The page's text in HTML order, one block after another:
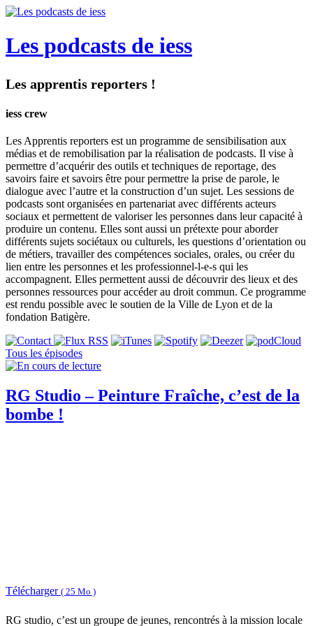
Les podcasts de iess
Les apprentis reporters !
iess crew
Les Apprentis reporters est un programme de sensibilisation aux
médias et de remobilisation par la réalisation de podcasts. Il vise à
permettre d’acquérir des outils et techniques de reportage, des
savoirs faire et savoirs être pour permettre la prise de parole, le
dialogue avec l’autre et la construction d’un sujet. Les sessions de
podcasts sont organisées en partenariat avec différents acteurs
sociaux et permettent de valoriser les personnes dans leur capacité à
produire un contenu. Elles sont aussi un prétexte pour aborder
différents sujets sociétaux ou culturels, les questions d’orientation ou
de métiers, travailler des compétences sociales, orales, ou créer du
lien entre les personnes et les professionnel-l-e-s qui les
accompagnent. Elles permettent aussi de découvrir des lieux et des
personnes ressources pour accéder au droit commun. Ce programme
est rendu possible avec le soutien de la Ville de Lyon et de la
fondation Batigère.
Tous les épisodes
RG Studio – Peinture Fraîche, c’est de la
bombe !
Télécharger ( 25 Mo )
RG studio, c’est un groupe de jeunes, rencontrés à la mission locale